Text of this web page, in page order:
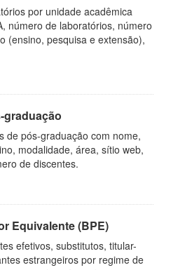
por unidade acadêmica
número de laboratórios, número
(ensino, pesquisa e extensão),
graduação
de pós-graduação com nome,
modalidade, área, sítio web,
de discentes.
Equivalente (BPE)
efetivos, substitutos, titular-
estrangeiros por regime de